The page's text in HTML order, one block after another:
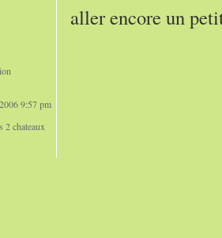
aller encore un
9:57 pm
2 chateaux